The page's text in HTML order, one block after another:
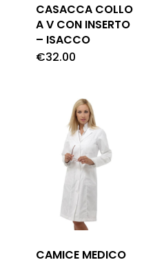
CASACCA COLLO
A V CON INSERTO
– ISACCO
€32.00
CAMICE MEDICO